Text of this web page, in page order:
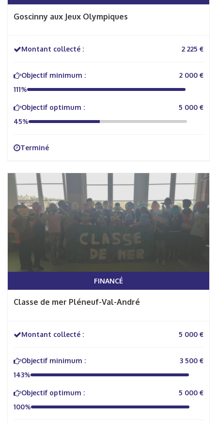
Goscinny aux Jeux Olympiques
Montant collecté : 2 225 €
Objectif minimum :
2 000 €
111%
Objectif optimum :
5 000 €
45%
Terminé
FINANCÉ
Classe de mer Pléneuf-Val-André
Montant collecté : 5 000 €
Objectif minimum :
3 500 €
143%
Objectif optimum :
5 000 €
100%